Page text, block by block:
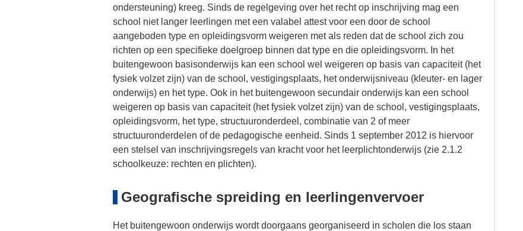
ondersteuning) kreeg. Sinds de regelgeving over het recht op inschrijving mag een
school niet langer leerlingen met een valabel attest voor een door de school
aangeboden type en opleidingsvorm weigeren met als reden dat de school zich zou
richten op een specifieke doelgroep binnen dat type en die opleidingsvorm. In het
buitengewoon basisonderwijs kan een school wel weigeren op basis van capaciteit (het
fysiek volzet zijn) van de school, vestigingsplaats, het onderwijsniveau (kleuter- en lager
onderwijs) en het type. Ook in het buitengewoon secundair onderwijs kan een school
weigeren op basis van capaciteit (het fysiek volzet zijn) van de school, vestigingsplaats,
opleidingsvorm, het type, structuuronderdeel, combinatie van 2 of meer
structuuronderdelen of de pedagogische eenheid. Sinds 1 september 2012 is hiervoor
een stelsel van inschrijvingsregels van kracht voor het leerplichtonderwijs (zie 2.1.2
schoolkeuze: rechten en plichten).
Geografische spreiding en leerlingenvervoer
Het buitengewoon onderwijs wordt doorgaans georganiseerd in scholen die los staan